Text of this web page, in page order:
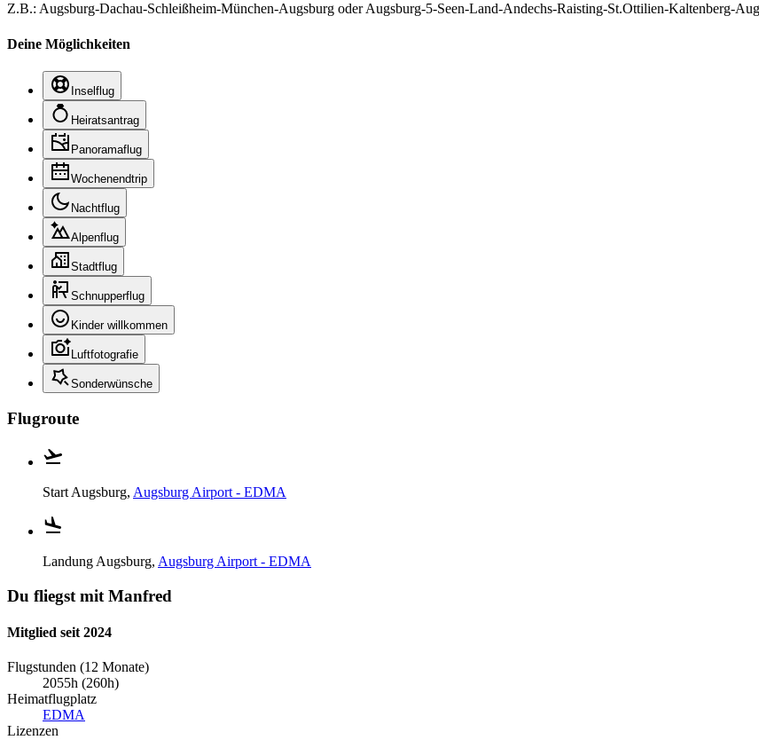
Z.B.: Augsburg-Dachau-Schleißheim-München-Augsburg oder Augsburg-5-Seen-Land-Andechs-Raisting-St.Ottilien-Kaltenberg-
Deine Möglichkeiten
Inselflug
Heiratsantrag
Panoramaflug
Wochenendtrip
Nachtflug
Alpenflug
Stadtflug
Schnupperflug
Kinder willkommen
Luftfotografie
Sonderwünsche
Flugroute
Start Augsburg, Augsburg Airport - EDMA
Landung Augsburg, Augsburg Airport - EDMA
Du fliegst mit Manfred
Mitglied seit 2024
Flugstunden (12 Monate)
2055h (260h)
Heimatflugplatz
EDMA
Lizenzen